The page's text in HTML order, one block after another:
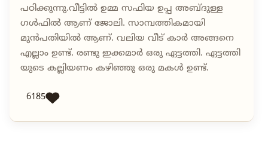
പഠിക്കുന്നു.വീട്ടിൽ ഉമ്മ സഫിയ ഉപ്പ അബ്ദുള്ള
ഗൾഫിൽ ആണ് ജോലി. സാമ്പത്തികമായി
മുൻപതിയിൽ ആണ്. വലിയ വീട് കാർ അങ്ങനെ
എല്ലാം ഉണ്ട്. രണ്ടു ഇക്കമാർ ഒരു ഏട്ടത്തി. ഏട്ടത്തി
യുടെ കല്ലിയണം കഴിഞ്ഞു ഒരു മകൾ ഉണ്ട്.
6185